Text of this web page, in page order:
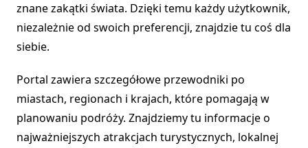
znane zakątki świata. Dzięki temu każdy użytkownik,
niezależnie od swoich preferencji, znajdzie tu coś dla
siebie.
Portal zawiera szczegółowe przewodniki po
miastach, regionach i krajach, które pomagają w
planowaniu podróży. Znajdziemy tu informacje o
najważniejszych atrakcjach turystycznych, lokalnej